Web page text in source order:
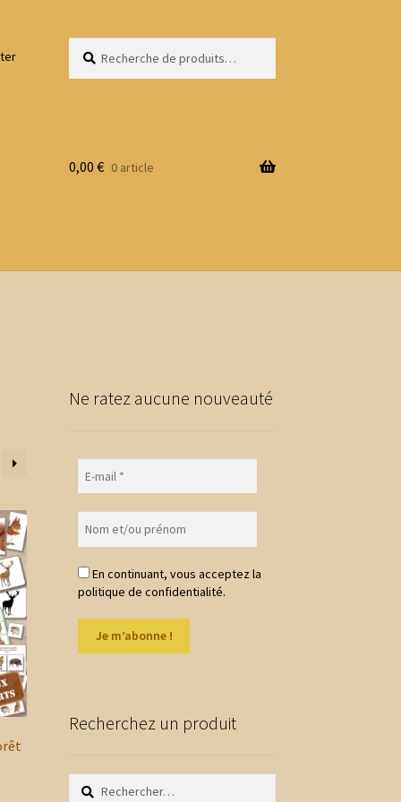
pour :
0,00 € 0 article
Ne ratez aucune nouveauté
En continuant, vous acceptez la
politique de confidentialité.
Recherchez un produit
Rechercher :